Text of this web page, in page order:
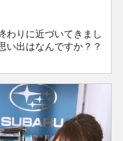
わりに近づいてきまし
い出はなんですか？？